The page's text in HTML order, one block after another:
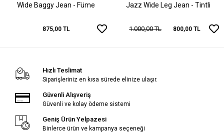
Wide Baggy Jean - Füme
875,00 TL
Jazz Wide Leg Jean - Tintli
1.000,00 TL 800,00 TL
Hızlı Teslimat
Siparişleriniz en kısa sürede elinize ulaşır.
Güvenli Alışveriş
Güvenli ve kolay ödeme sistemi
Geniş Ürün Yelpazesi
Binlerce ürün ve kampanya seçeneği